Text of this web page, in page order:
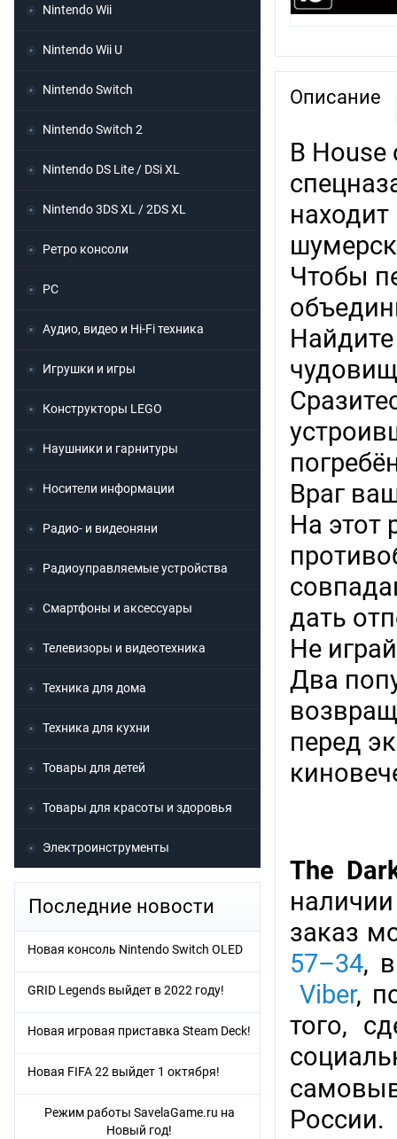
Описание
В House
Чтобы
Враг
На этот
дать
Не
Два
перед
The
заказ
57–34,
Viber,
того,
России.
Nintendo Wii
Nintendo Wii U
Nintendo Switch
Nintendo Switch 2
Nintendo DS Lite / DSi XL
Nintendo 3DS XL / 2DS XL
Ретро консоли
PC
Аудио, видео и Hi-Fi техника
Игрушки и игры
Конструкторы LEGO
Наушники и гарнитуры
Носители информации
Радио- и видеоняни
Радиоуправляемые устройства
Смартфоны и аксессуары
Телевизоры и видеотехника
Техника для дома
Техника для кухни
Товары для детей
Товары для красоты и здоровья
Электроинструменты
Последние новости
Новая консоль Nintendo Switch OLED
GRID Legends выйдет в 2022 году!
Новая игровая приставка Steam Deck!
Новая FIFA 22 выйдет 1 октября!
Режим работы SavelaGame.ru на
Новый год!